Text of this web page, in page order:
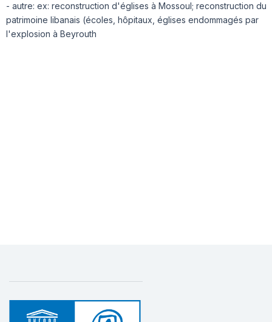
- autre: ex: reconstruction d'églises à Mossoul; reconstruction du
patrimoine libanais (écoles, hôpitaux, églises endommagés par
l'explosion à Beyrouth